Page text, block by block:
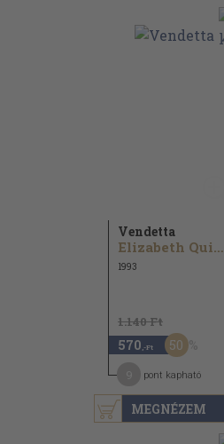
MEGNÉZEM
Vendetta
Elizabeth Quinn
1993
1.140 Ft
570 ,-Ft 50
pont kapható